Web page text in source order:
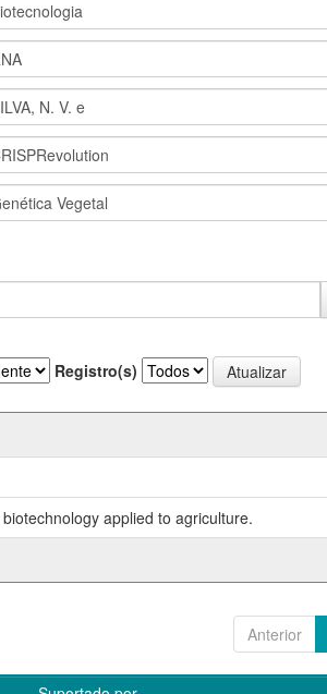
Registro(s)
applied to agriculture.
Anterior